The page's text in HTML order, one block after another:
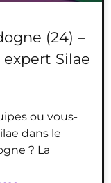
(24) –
Silae
ou vous-
dans le
? La